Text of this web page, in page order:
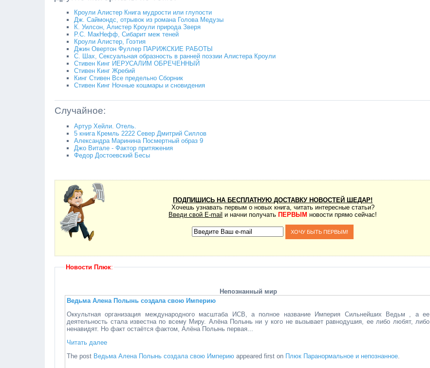
Кроули Алистер Книга мудрости или глупости
Дж. Саймондс, отрывок из романа Голова Медузы
К. Уилсон, Алистер Кроули природа Зверя
Р.С. МакНефф, Сибарит меж теней
Кроули Алистер, Гоэтия
Джин Овертон Фуллер ПАРИЖСКИЕ РАБОТЫ
С. Шах, Сексуальная образность в ранней поэзии Алистера Кроули
Стивен Кинг ИЕРУСАЛИМ ОБРЕЧЕННЫЙ
Стивен Кинг Жребий
Кинг Стивен Все предельно Сборник
Стивен Кинг Ночные кошмары и сновидения
Случайное:
Артур Хейли. Отель.
5 книга Кремль 2222 Север Дмитрий Силлов
Александра Маринина Посмертный образ 9
Джо Витале - Фактор притяжения
Федор Достоевский Бесы
ПОДПИШИСЬ НА БЕСПЛАТНУЮ ДОСТАВКУ НОВОСТЕЙ ШЕДАР!
Хочешь узнавать первым о новых книга, читать интересные статьи?
Введи свой E-mail и начни получать ПЕРВЫМ новости прямо сейчас!
Новости Плюк:
Непознанный мир
Ведьма Алена Полынь создала свою Империю
Оккультная организация международного масштаба ИСВ, а полное название Империя Сильнейших Ведьм , а ее
деятельность стала известна по всему Миру. Алёна Полынь ни у кого не вызывает равнодушия, ее либо любят, либо
ненавидят. Но факт остаётся фактом, Алёна Полынь первая...
Читать далее
The post Ведьма Алена Полынь создала свою Империю appeared first on Плюк Паранормальное и непознанное.